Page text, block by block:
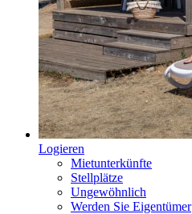
Logieren
Mietunterkünfte
Stellplätze
Ungewöhnlich
Werden Sie Eigentümer